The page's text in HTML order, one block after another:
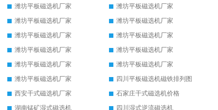
潍坊平板磁选机厂家
潍坊平板磁选机厂家
潍坊平板磁选机厂家
潍坊平板磁选机厂家
潍坊平板磁选机厂家
潍坊平板磁选机厂家
潍坊平板磁选机厂家
潍坊平板磁选机厂家
潍坊平板磁选机厂家
潍坊平板磁选机厂家
潍坊平板磁选机厂家
四川平板磁选机磁铁排列图
西安干式磁选机厂家
石家庄干式磁选机价格
湖南锰矿湿式磁选机
四川湿式逆流磁选机